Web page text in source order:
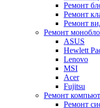
Ремонт
Ремонт
Ремонт
Ремонт
ASUS
Hewlett
Lenovo
MSI
Acer
Fujitsu
Ремонт
Ремонт